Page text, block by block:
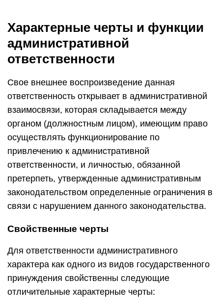
Характерные черты и функции
административной
ответственности
Свое внешнее воспроизведение данная
ответственность открывает в административной
взаимосвязи, которая складывается между
органом (должностным лицом), имеющим право
осуществлять функционирование по
привлечению к административной
ответственности, и личностью, обязанной
претерпеть, утвержденные административным
законодательством определенные ограничения в
связи с нарушением данного законодательства.
Свойственные черты
Для ответственности административного
характера как одного из видов государственного
принуждения свойственны следующие
отличительные характерные черты: